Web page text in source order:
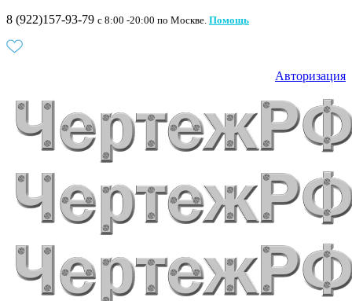
8 (922)157-93-79 c 8:00 -20:00 по Москве. Помощь
Авторизация